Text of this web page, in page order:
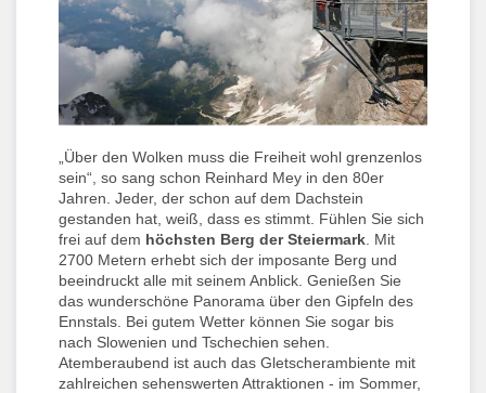
„Über den Wolken muss die Freiheit wohl grenzenlos
sein“, so sang schon Reinhard Mey in den 80er
Jahren. Jeder, der schon auf dem Dachstein
gestanden hat, weiß, dass es stimmt. Fühlen Sie sich
frei auf dem höchsten Berg der Steiermark . Mit
2700 Metern erhebt sich der imposante Berg und
beeindruckt alle mit seinem Anblick. Genießen Sie
das wunderschöne Panorama über den Gipfeln des
Ennstals. Bei gutem Wetter können Sie sogar bis
nach Slowenien und Tschechien sehen.
Atemberaubend ist auch das Gletscherambiente mit
zahlreichen sehenswerten Attraktionen - im Sommer,